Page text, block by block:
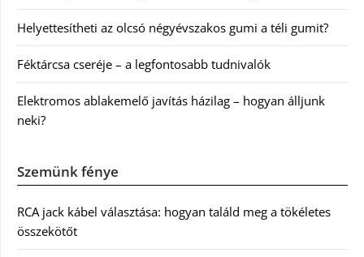
Helyettesítheti az olcsó négyévszakos gumi a téli gumit?
Féktárcsa cseréje – a legfontosabb tudnivalók
Elektromos ablakemelő javítás házilag – hogyan álljunk
neki?
Szemünk fénye
RCA jack kábel választása: hogyan találd meg a tökéletes
összekötőt